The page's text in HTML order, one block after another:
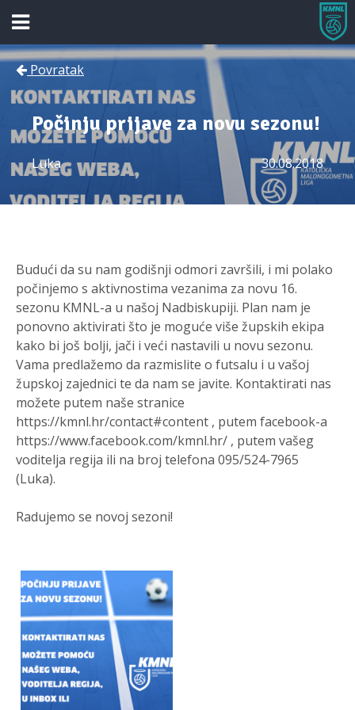
Povratak
Počinju prijave za novu sezonu!
Luka 30.08.2018
Budući da su nam godišnji odmori završili, i mi polako
počinjemo s aktivnostima vezanima za novu 16.
sezonu KMNL-a u našoj Nadbiskupiji. Plan nam je
ponovno aktivirati što je moguće više župskih ekipa
kako bi još bolji, jači i veći nastavili u novu sezonu.
Vama predlažemo da razmislite o futsalu i u vašoj
župskoj zajednici te da nam se javite. Kontaktirati nas
možete putem naše stranice
https://kmnl.hr/contact#content , putem facebook-a
https://www.facebook.com/kmnl.hr/ , putem vašeg
voditelja regija ili na broj telefona 095/524-7965
(Luka).
Radujemo se novoj sezoni!